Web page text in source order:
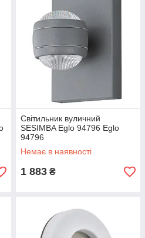
Світильник вуличний
SESIMBA Eglo 94796 Eglo
94796
Немає в наявності
1 883 ₴